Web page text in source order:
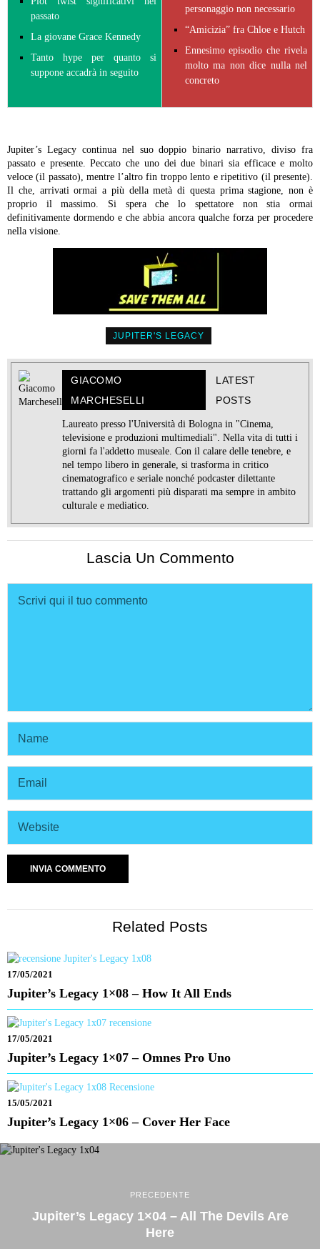
passato
La giovane Grace Kennedy
Tanto hype per quanto si
suppone accadrà in seguito
personaggio non necessario
“Amicizia” fra Chloe e Hutch
Ennesimo episodio che rivela
molto ma non dice nulla nel
concreto
Jupiter’s Legacy continua nel suo doppio binario narrativo, diviso fra
passato e presente. Peccato che uno dei due binari sia efficace e molto
veloce (il passato), mentre l’altro fin troppo lento e ripetitivo (il presente).
Il che, arrivati ormai a più della metà di questa prima stagione, non è
proprio il massimo. Si spera che lo spettatore non stia ormai
definitivamente dormendo e che abbia ancora qualche forza per procedere
nella visione.
JUPITER'S LEGACY
GIACOMO
MARCHESELLI
LATEST
POSTS
Laureato presso l'Università di Bologna in "Cinema,
televisione e produzioni multimediali". Nella vita di tutti i
giorni fa l'addetto museale. Con il calare delle tenebre, e
nel tempo libero in generale, si trasforma in critico
cinematografico e seriale nonché podcaster dilettante
trattando gli argomenti più disparati ma sempre in ambito
culturale e mediatico.
Lascia Un Commento
Related Posts
17/05/2021
Jupiter’s Legacy 1×08 – How It All Ends
17/05/2021
Jupiter’s Legacy 1×07 – Omnes Pro Uno
15/05/2021
Jupiter’s Legacy 1×06 – Cover Her Face
PRECEDENTE
Jupiter’s Legacy 1×04 – All The Devils Are
Here